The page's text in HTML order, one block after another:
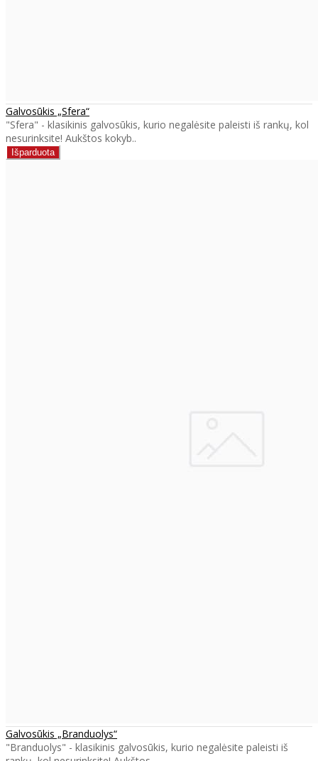
Galvosūkis „Sfera“
"Sfera" - klasikinis galvosūkis, kurio negalėsite paleisti iš rankų, kol
nesurinksite! Aukštos kokyb..
Galvosūkis „Branduolys“
"Branduolys" - klasikinis galvosūkis, kurio negalėsite paleisti iš